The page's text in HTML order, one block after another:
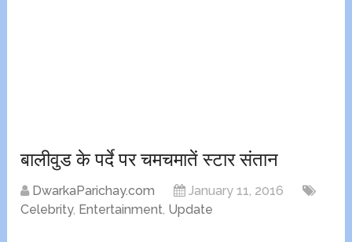
बालीवुड के पर्दे पर चमचमातें स्टार संतान
DwarkaParichay.com
January 11, 2016
Celebrity, Entertainment, Update